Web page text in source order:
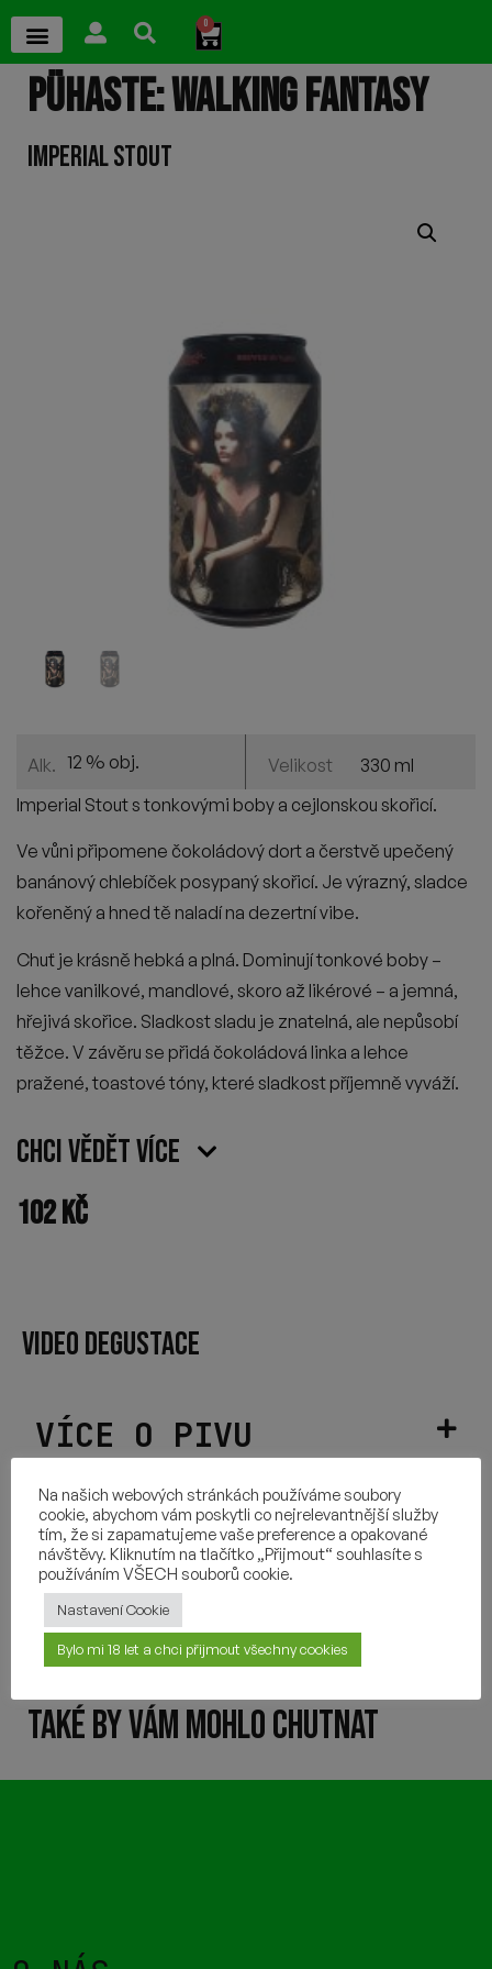
0
PÜHASTE: WALKING FANTASY
IMPERIAL STOUT
Alk. 12 % obj. Velikost
330 ml
Imperial Stout s tonkovými boby a cejlonskou skořicí.
Ve vůni připomene čokoládový dort a čerstvě upečený
banánový chlebíček posypaný skořicí. Je výrazný, sladce
kořeněný a hned tě naladí na dezertní vibe.
Chuť je krásně hebká a plná. Dominují tonkové boby –
lehce vanilkové, mandlové, skoro až likérové – a jemná,
hřejivá skořice. Sladkost sladu je znatelná, ale nepůsobí
těžce. V závěru se přidá čokoládová linka a lehce
pražené, toastové tóny, které sladkost příjemně vyváží.
Chci vědět více
102Kč
VÍCE O PIVU
POUŽITÉ CHMELY
SLOŽENÍ
DALŠÍ INFORMACE
VIDEO DEGUSTACE
TAKÉ BY VÁM MOHLO CHUTNAT
Na našich webových stránkách používáme soubory
cookie, abychom vám poskytli co nejrelevantnější služby
tím, že si zapamatujeme vaše preference a opakované
návštěvy. Kliknutím na tlačítko „Přijmout“ souhlasíte s
používáním VŠECH souborů cookie.
Nastavení Cookie
Bylo mi 18 let a chci přijmout všechny cookies